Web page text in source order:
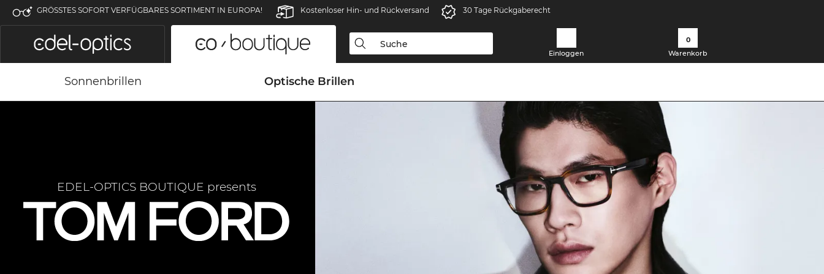
GRÖSSTES SOFORT VERFÜGBARES SORTIMENT IN EUROPA! Kostenloser Hin- und Rückversand 30 Tage Rückgaberecht
Einloggen
0
Warenkorb
Sonnenbrillen Optische Brillen
EDEL-OPTICS BOUTIQUE presents